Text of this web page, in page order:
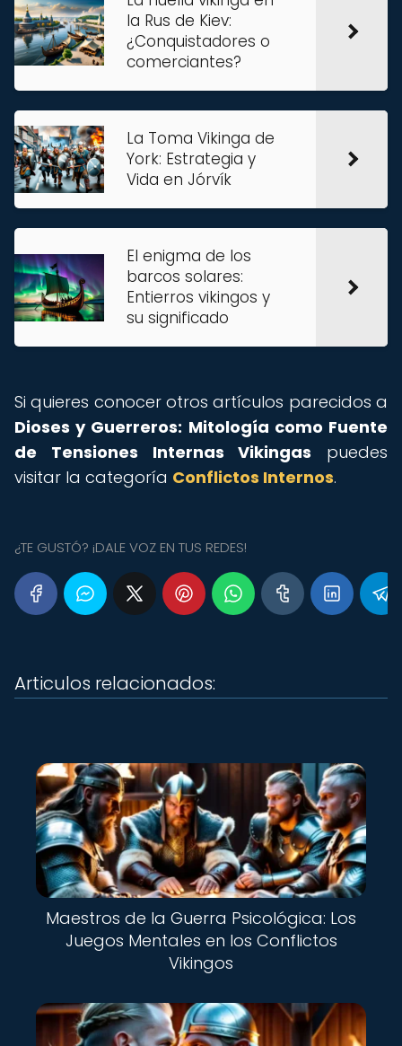
la Rus de Kiev:
¿Conquistadores o
comerciantes?
La Toma Vikinga de
York: Estrategia y
Vida en Jórvík
El enigma de los
barcos solares:
Entierros vikingos y
su significado
Si quieres conocer otros artículos parecidos a
Dioses y Guerreros: Mitología como Fuente
de Tensiones Internas Vikingas puedes
visitar la categoría Conflictos Internos.
¿TE GUSTÓ? ¡DALE VOZ EN TUS REDES!
Articulos relacionados:
Maestros de la Guerra Psicológica: Los
Juegos Mentales en los Conflictos
Vikingos